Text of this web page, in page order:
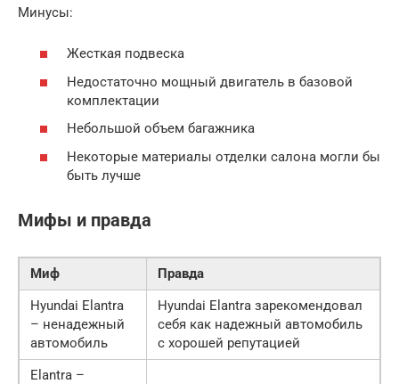
Минусы:
Жесткая подвеска
Недостаточно мощный двигатель в базовой
комплектации
Небольшой объем багажника
Некоторые материалы отделки салона могли бы
быть лучше
Мифы и правда
Миф
Правда
Hyundai Elantra
– ненадежный
автомобиль
Hyundai Elantra зарекомендовал
себя как надежный автомобиль
с хорошей репутацией
Elantra –